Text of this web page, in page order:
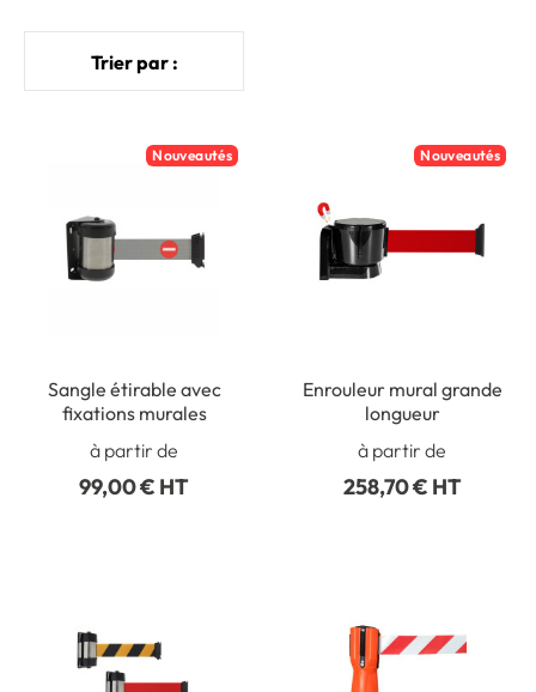
Trier par :
Nouveautés
Sangle étirable avec
fixations murales
à partir de
99,00 € HT
Nouveautés
Enrouleur mural grande
longueur
à partir de
258,70 € HT